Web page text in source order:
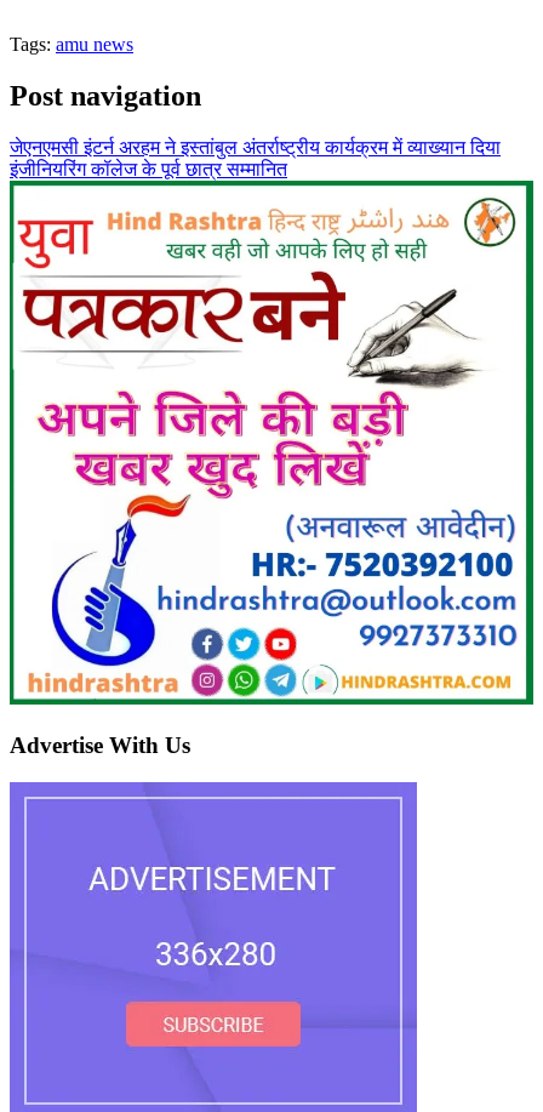
Tags: amu news
Post navigation
जेएनएमसी इंटर्न अरहम ने इस्तांबुल अंतर्राष्ट्रीय कार्यक्रम में व्याख्यान दिया
इंजीनियरिंग कॉलेज के पूर्व छात्र सम्मानित
Advertise With Us